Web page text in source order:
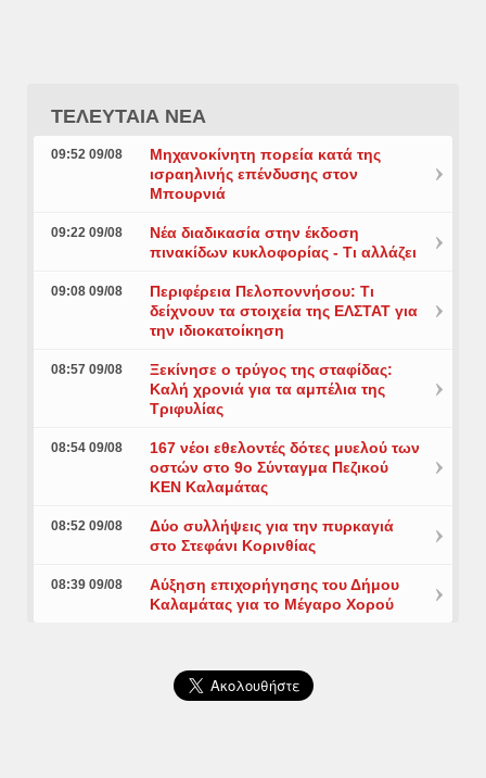
ΤΕΛΕΥΤΑΙΑ ΝΕΑ
09:52 09/08
Μηχανοκίνητη πορεία κατά της
ισραηλινής επένδυσης στον
Μπουρνιά
09:22 09/08
Νέα διαδικασία στην έκδοση
πινακίδων κυκλοφορίας - Τι αλλάζει
09:08 09/08
Περιφέρεια Πελοποννήσου: Τι
δείχνουν τα στοιχεία της ΕΛΣΤΑΤ για
την ιδιοκατοίκηση
08:57 09/08
Ξεκίνησε ο τρύγος της σταφίδας:
Καλή χρονιά για τα αμπέλια της
Τριφυλίας
08:54 09/08
167 νέοι εθελοντές δότες μυελού των
οστών στο 9ο Σύνταγμα Πεζικού
ΚΕΝ Καλαμάτας
08:52 09/08
Δύο συλλήψεις για την πυρκαγιά
στο Στεφάνι Κορινθίας
08:39 09/08
Αύξηση επιχορήγησης του Δήμου
Καλαμάτας για το Μέγαρο Χορού